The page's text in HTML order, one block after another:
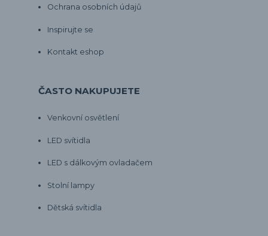
Ochrana osobních údajů
Inspirujte se
Kontakt eshop
ČASTO NAKUPUJETE
Venkovní osvětlení
LED svítidla
LED s dálkovým ovladačem
Stolní lampy
Dětská svítidla